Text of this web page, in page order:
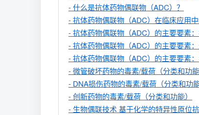
- 什么是抗体药物偶联物（ADC）？
- 抗体药物偶联物（ADC）在临床应用
- 抗体药物偶联物（ADC）的主要要素
- 抗体药物偶联物（ADC）的主要要素
- 抗体药物偶联物（ADC）的主要要素
- 微管破坏药物的毒素/载荷（分类和功能
- DNA损伤药物的毒素/载荷（分类和功能
- 创新药物的毒素/载荷（分类和功能）
- 生物偶联技术 基于化学的特异性原位